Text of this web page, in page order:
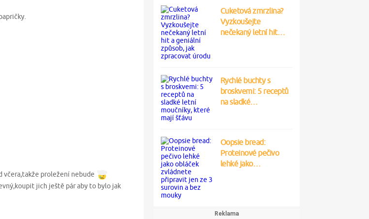
včera,takže proležení nebude
jich ještě pár aby to bylo jak
Cuketová zmrzlina?
Vyzkoušejte
nečekaný letní hit…
Rychlé buchty s
broskvemi: 5 receptů
na sladké…
Oopsie bread:
Proteinové pečivo
lehké jako…